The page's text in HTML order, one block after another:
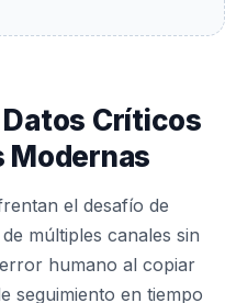
Críticos
Modernas
el desafío de
múltiples canales sin
humano al copiar
seguimiento en tiempo